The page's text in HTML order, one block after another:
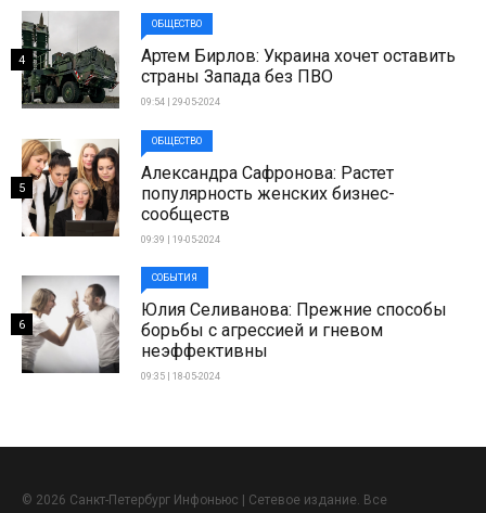
ОБЩЕСТВО
Артем Бирлов: Украина хочет оставить
страны Запада без ПВО
09:54 | 29-05-2024
4
ОБЩЕСТВО
Александра Сафронова: Растет
популярность женских бизнес-
сообществ
09:39 | 19-05-2024
5
СОБЫТИЯ
Юлия Селиванова: Прежние способы
борьбы с агрессией и гневом
неэффективны
09:35 | 18-05-2024
6
© 2026 Санкт-Петербург Инфоньюс | Сетевое издание. Все